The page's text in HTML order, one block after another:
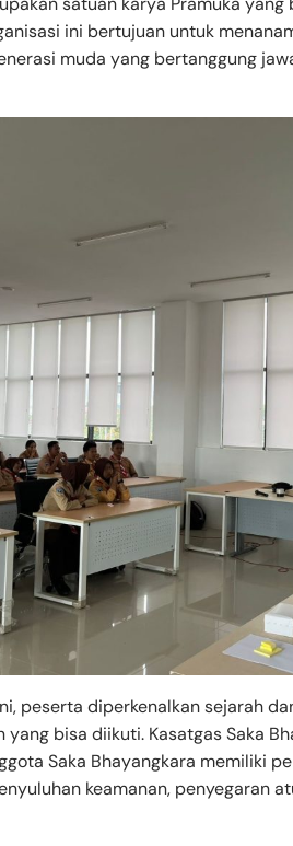
ini bertujuan untuk
muda yang bertanggung
peserta diperkenalkan sejarah
bisa diikuti. Kasatgas Saka
Saka Bhayangkara memiliki
keamanan, penyegaran